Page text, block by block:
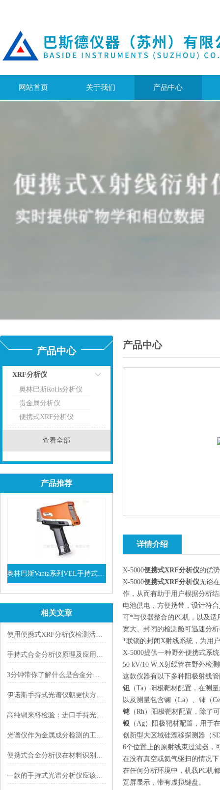
网站首页 关于我们 产品中心
产品中心
XRF分析仪
点击
奥林巴斯RoHs分析仪
贵金属分析仪
便携式XRF分析仪
查看全部
产品推荐
奥林巴斯Vanta系列VEL手持式XRF光谱仪
查看详情
相关文章
使用便携式XRF分析仪检测活性炭中的金元
手持式合金分析仪原理及应用范围
3分钟带你了解什么是合金分析仪
伊诺斯手持式光谱仪朝更快方向不断发展
高纯铜来料检验：进口手持光谱仪对铜含量及杂质元素的半定量评估
光谱仪作为金属成分检测的工具未来在哪些领域尤为有优势
便携式合金分析仪在材料识别中的应用
一款的手持式光谱分析仪应该具备哪些特性呢?
产品中心
详情介绍
X-5000便携式XRF分析仪的优
X-5000便携式XRF分析仪无论
作，从而有助于用户根据分析
电池供电，方便携带，设计符
可*与仪器整合的PC机，以及
宽大、封闭的检测舱可迅速分
*联锁的封闭X射线系统，为用
X-5000提供一种野外便携式系
50 kV/10 W X射线管在野外检
这款仪器有以下多种阳极射线
钽 （Ta）阳极靶材配置，在测
以及测量包含镧（La）、铈（
铑 （Rh）阳极靶材配置，除了
银 （Ag）阳极靶材配置，用于
创新型大区域硅漂移探测器（
6个位置上的原射线束过滤器，
在没有真空或氦气驱扫的情况
在任何分析环境中，机载PC机
宽屏显示，带有虚拟键盘。